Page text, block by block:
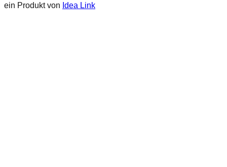
ein Produkt von Idea Link